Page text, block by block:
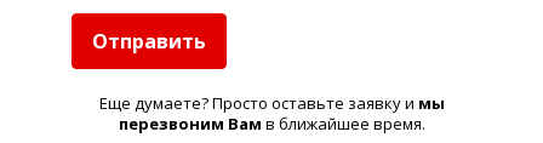
Отправить
Еще думаете? Просто оставьте заявку и мы
перезвоним Вам в ближайшее время.